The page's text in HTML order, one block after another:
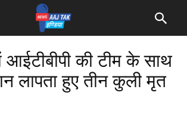
आईटीबीपी की टीम के साथ
लापता हुए तीन कुली मृत